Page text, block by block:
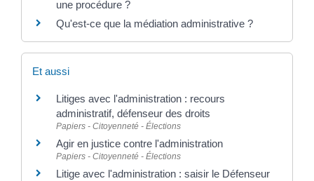
une procédure ?
Qu'est-ce que la médiation administrative ?
Et aussi
Litiges avec l'administration : recours
administratif, défenseur des droits
Papiers - Citoyenneté - Élections
Agir en justice contre l'administration
Papiers - Citoyenneté - Élections
Litige avec l'administration : saisir le Défenseur